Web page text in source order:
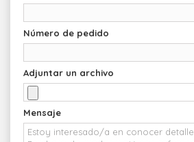
Número de pedido
Adjuntar un archivo
Mensaje